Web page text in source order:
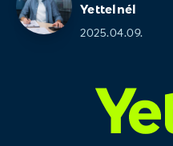
Yettelnél
2025.04.09.